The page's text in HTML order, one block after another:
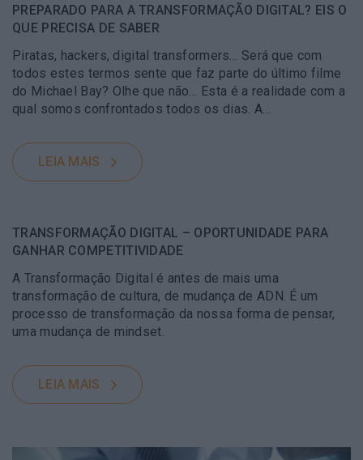
PREPARADO PARA A TRANSFORMAÇÃO DIGITAL? EIS O
QUE PRECISA DE SABER
Piratas, hackers, digital transformers… Será que com
todos estes termos sente que faz parte do último filme
do Michael Bay? Olhe que não… Esta é a realidade com a
qual somos confrontados todos os dias. A…
LEIA MAIS
TRANSFORMAÇÃO DIGITAL – OPORTUNIDADE PARA
GANHAR COMPETITIVIDADE
A Transformação Digital é antes de mais uma
transformação de cultura, de mudança de ADN. É um
processo de transformação da nossa forma de pensar,
uma mudança de mindset.
LEIA MAIS